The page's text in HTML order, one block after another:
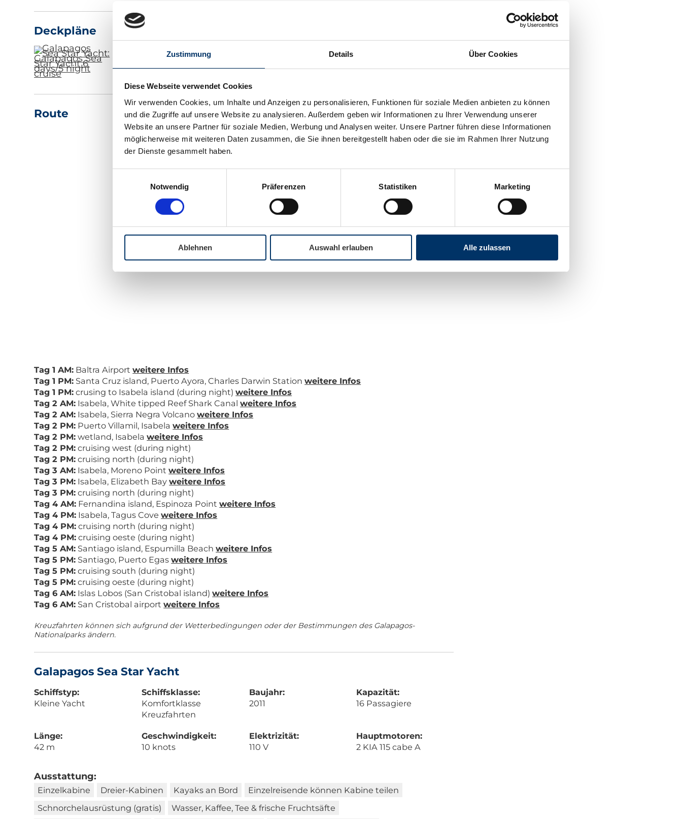
Zustimmung Details Über Cookies
Diese Webseite verwendet Cookies
Wir verwenden Cookies, um Inhalte und Anzeigen zu personalisieren, Funktionen für soziale Medien anbieten zu können
und die Zugriffe auf unsere Website zu analysieren. Außerdem geben wir Informationen zu Ihrer Verwendung unserer
Website an unsere Partner für soziale Medien, Werbung und Analysen weiter. Unsere Partner führen diese Informationen
möglicherweise mit weiteren Daten zusammen, die Sie ihnen bereitgestellt haben oder die sie im Rahmen Ihrer Nutzung
der Dienste gesammelt haben.
Notwendig
Präferenzen Statistiken Marketing
Ablehnen Auswahl erlauben Alle zulassen
Deckpläne
Route
Tag 1 AM: Baltra Airportweitere Infos
Tag 1 PM: Santa Cruz island, Puerto Ayora, Charles Darwin Stationweitere Infos
Tag 1 PM: crusing to Isabela island (during night)weitere Infos
Tag 2 AM: Isabela, White tipped Reef Shark Canalweitere Infos
Tag 2 AM: Isabela, Sierra Negra Volcanoweitere Infos
Tag 2 PM: Puerto Villamil, Isabelaweitere Infos
Tag 2 PM: wetland, Isabelaweitere Infos
Tag 2 PM: cruising west (during night)
Tag 2 PM: cruising north (during night)
Tag 3 AM: Isabela, Moreno Pointweitere Infos
Tag 3 PM: Isabela, Elizabeth Bayweitere Infos
Tag 3 PM: cruising north (during night)
Tag 4 AM: Fernandina island, Espinoza Pointweitere Infos
Tag 4 PM: Isabela, Tagus Coveweitere Infos
Tag 4 PM: cruising north (during night)
Tag 4 PM: cruising oeste (during night)
Tag 5 AM: Santiago island, Espumilla Beachweitere Infos
Tag 5 PM: Santiago, Puerto Egasweitere Infos
Tag 5 PM: cruising south (during night)
Tag 5 PM: cruising oeste (during night)
Tag 6 AM: Islas Lobos (San Cristobal island)weitere Infos
Tag 6 AM: San Cristobal airportweitere Infos
Kreuzfahrten können sich aufgrund der Wetterbedingungen oder der Bestimmungen des Galapagos-
Nationalparks ändern.
Galapagos Sea Star Yacht
Schiffstyp:
Kleine Yacht
Schiffsklasse:
Komfortklasse
Kreuzfahrten
Baujahr:
2011
Kapazität:
16 Passagiere
Länge:
42 m
Geschwindigkeit:
10 knots
Elektrizität:
110 V
Hauptmotoren:
2 KIA 115 cabe A
Ausstattung:
Einzelkabine Dreier-Kabinen Kayaks an Bord
Einzelreisende können Kabine teilen
Schnorchelausrüstung (gratis)
Wasser, Kaffee, Tee & frische Fruchtsäfte